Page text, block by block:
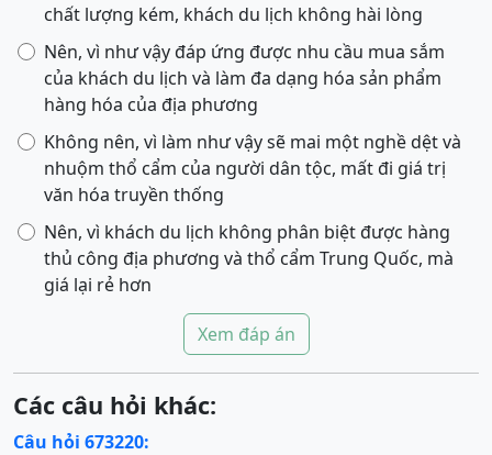
chất lượng kém, khách du lịch không hài lòng
Nên, vì như vậy đáp ứng được nhu cầu mua sắm
của khách du lịch và làm đa dạng hóa sản phẩm
hàng hóa của địa phương
Không nên, vì làm như vậy sẽ mai một nghề dệt và
nhuộm thổ cẩm của người dân tộc, mất đi giá trị
văn hóa truyền thống
Nên, vì khách du lịch không phân biệt được hàng
thủ công địa phương và thổ cẩm Trung Quốc, mà
giá lại rẻ hơn
Xem đáp án
Các câu hỏi khác:
Câu hỏi 673220: